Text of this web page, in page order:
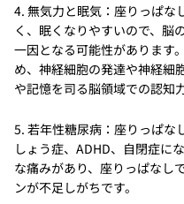
4. 無気力と眠気：座りっぱな
く、眠くなりやすいので、脳
一因となる可能性があります
め、神経細胞の発達や神経細
や記憶を司る脳領域での認知
5. 若年性糖尿病：座りっぱな
しょう症、ADHD、自閉症に
な痛みがあり、座りっぱなし
ンが不足しがちです。